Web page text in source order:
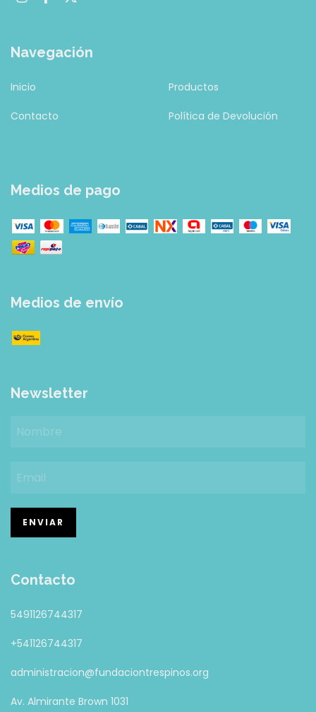
Navegación
Inicio Productos
Contacto Política de Devolución
Medios de pago
Medios de envío
Newsletter
Contacto
5491126744317
+541126744317
administracion@fundaciontrespinos.org
Av. Almirante Brown 1031